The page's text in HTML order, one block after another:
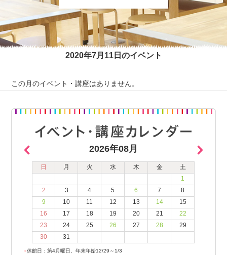
2020年7月11日のイベント
この月のイベント・講座はありません。
2026年08月
日 月 火 水 木 金
土
1
2
3 4 5 6 7
8
9
10 11 12 13 14
15
16
17 18 19 20 21
22
23
24 25 26 27 28
29
30
31
●休館日：第4月曜日、年末年始12/29～1/3